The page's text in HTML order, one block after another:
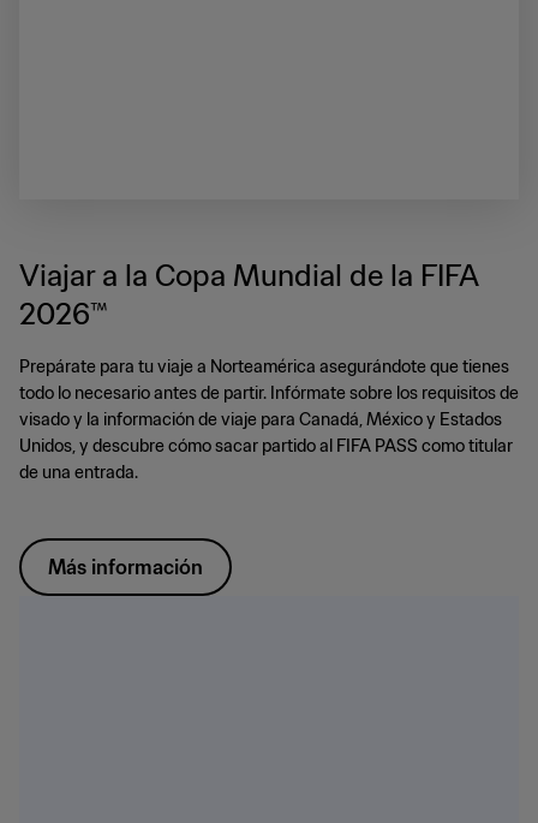
Viajar a la Copa Mundial de la FIFA
2026™
Prepárate para tu viaje a Norteamérica asegurándote que tienes
todo lo necesario antes de partir. Infórmate sobre los requisitos de
visado y la información de viaje para Canadá, México y Estados
Unidos, y descubre cómo sacar partido al FIFA PASS como titular
de una entrada.
Más información